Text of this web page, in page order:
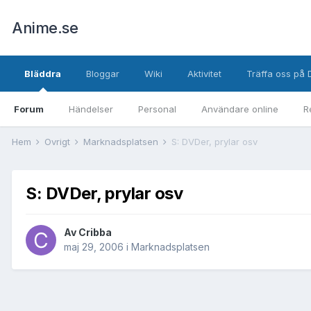
Anime.se
Bläddra
Forum Händelser Personal Användare online
Bloggar Wiki Aktivitet Träffa oss på
Hem Övrigt Marknadsplatsen S: DVDer, prylar osv
S: DVDer, prylar osv
Av Cribba
maj 29, 2006 i Marknadsplatsen